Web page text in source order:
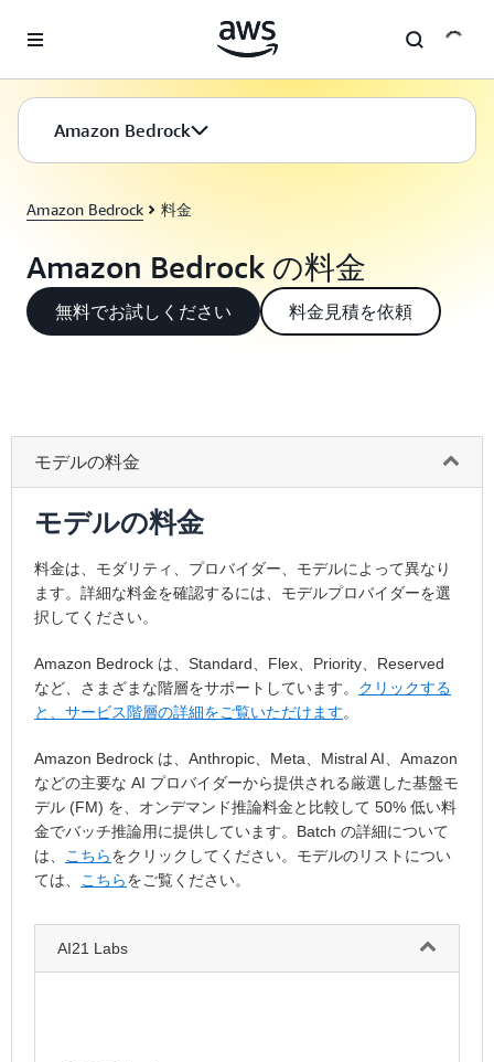
Amazon Bedrock
Amazon Bedrock 料金
Amazon Bedrock の料金
無料でお試しください 料金見積を依頼
モデルの料金
モデルの料金
料金は、モダリティ、プロバイダー、モデルによって異なり
ます。詳細な料金を確認するには、モデルプロバイダーを選
択してください。
Amazon Bedrock は、Standard、Flex、Priority、Reserved
など、さまざまな階層をサポートしています。 クリックする
と、サービス階層の詳細をご覧いただけます。
Amazon Bedrock は、Anthropic、Meta、Mistral AI、Amazon
などの主要な AI プロバイダーから提供される厳選した基盤モ
デル (FM) を、オンデマンド推論料金と比較して 50% 低い料
金でバッチ推論用に提供しています。Batch の詳細について
は、
こちらをクリックしてください。モデルのリストについ
ては、
こちらをご覧ください。
AI21 Labs